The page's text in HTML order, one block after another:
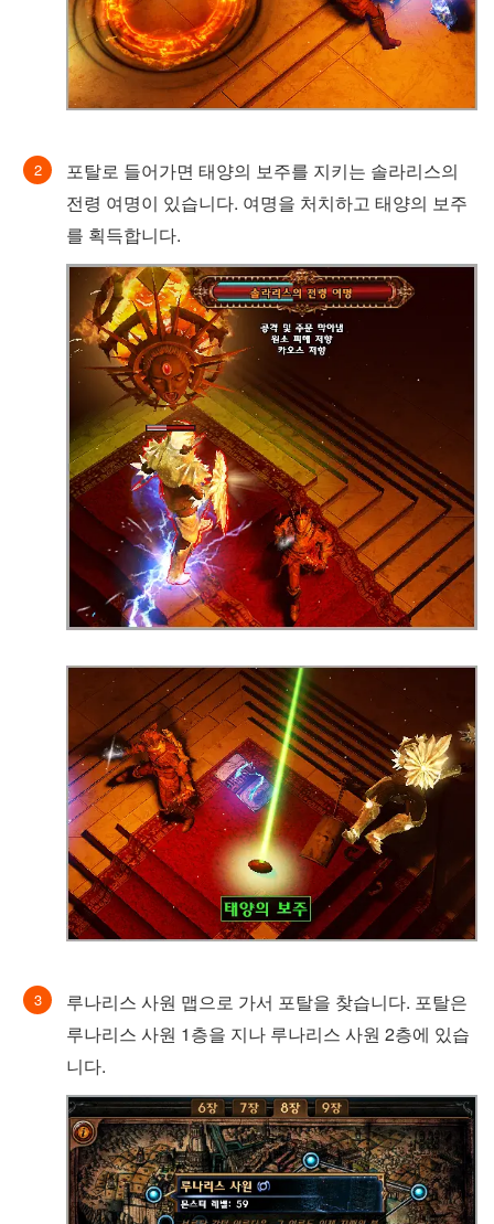
포탈로 들어가면 태양의 보주를 지키는 솔라리스의
전령 여명이 있습니다. 여명을 처치하고 태양의 보주
를 획득합니다.
루나리스 사원 맵으로 가서 포탈을 찾습니다. 포탈은
루나리스 사원 1층을 지나 루나리스 사원 2층에 있습
니다.